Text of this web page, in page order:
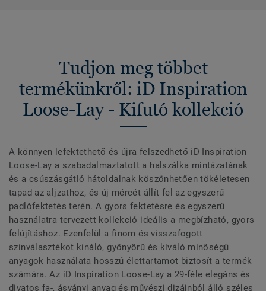
Tudjon meg többet
termékünkről: iD Inspiration
Loose-Lay - Kifutó kollekció
A könnyen lefektethető és újra felszedhető iD Inspiration
Loose-Lay a szabadalmaztatott a halszálka mintázatának
és a csúszásgátló hátoldalnak köszönhetően tökéletesen
tapad az aljzathoz, és új mércét állít fel az egyszerű
padlófektetés terén. A gyors fektetésre és egyszerű
használatra tervezett kollekció ideális a megbízható, gyors
felújításhoz. Ezenfelül a finom és visszafogott
színválasztékot kínáló, gyönyörű és kiváló minőségű
anyagok használata hosszú élettartamot biztosít a termék
számára. Az iD Inspiration Loose-Lay a 29-féle elegáns és
divatos fa-, ásványi anyag és művészi dizájnból álló széles